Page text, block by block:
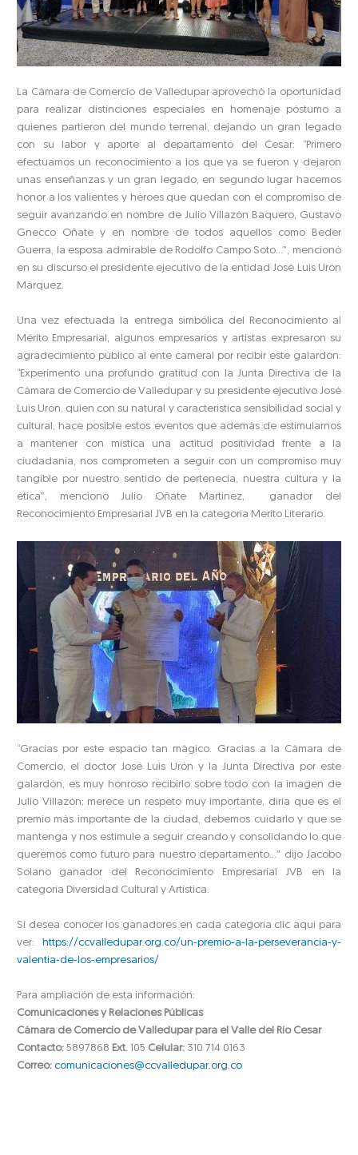
La Cámara de Comercio de Valledupar aprovechó la oportunidad
para realizar distinciones especiales en homenaje póstumo a
quienes partieron del mundo terrenal, dejando un gran legado
con su labor y aporte al departamento del Cesar: “Primero
efectuamos un reconocimiento a los que ya se fueron y dejaron
unas enseñanzas y un gran legado, en segundo lugar hacemos
honor a los valientes y héroes que quedan con el compromiso de
seguir avanzando en nombre de Julio Villazón Baquero, Gustavo
Gnecco Oñate y en nombre de todos aquellos como Beder
Guerra, la esposa admirable de Rodolfo Campo Soto…”, mencionó
en su discurso el presidente ejecutivo de la entidad José Luis Urón
Márquez.
Una vez efectuada la entrega simbólica del Reconocimiento al
Mérito Empresarial, algunos empresarios y artistas expresaron su
agradecimiento público al ente cameral por recibir este galardón:
“Experimento una profundo gratitud con la Junta Directiva de la
Cámara de Comercio de Valledupar y su presidente ejecutivo José
Luis Urón, quien con su natural y característica sensibilidad social y
cultural, hace posible estos eventos que además de estimularnos
a mantener con mística una actitud positividad frente a la
ciudadanía, nos comprometen a seguir con un compromiso muy
tangible por nuestro sentido de pertenecía, nuestra cultura y la
ética”, mencionó Julio Oñate Martínez, ganador del
Reconocimiento Empresarial JVB en la categoría Merito Literario.
“Gracias por este espacio tan mágico. Gracias a la Cámara de
Comercio, el doctor José Luis Urón y la Junta Directiva por este
galardón, es muy honroso recibirlo sobre todo con la imagen de
Julio Villazón; merece un respeto muy importante, diría que es el
premio más importante de la ciudad, debemos cuidarlo y que se
mantenga y nos estimule a seguir creando y consolidando lo que
queremos como futuro para nuestro departamento…” dijo Jacobo
Solano ganador del Reconocimiento Empresarial JVB en la
categoría Diversidad Cultural y Artística.
Si desea conocer los ganadores en cada categoría clic aquí para
ver:
https://ccvalledupar.org.co/un-premio-a-la-perseverancia-y-
valentia-de-los-empresarios/
Para ampliación de esta información:
Comunicaciones y Relaciones Públicas
Cámara de Comercio de Valledupar para el Valle del Río Cesar
Contacto: 5897868 Ext. 105 Celular: 310 714 0163
Correo: comunicaciones@ccvalledupar.org.co